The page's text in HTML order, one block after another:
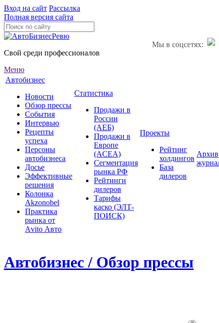
Вход на сайт Рассылка
Полная версия сайта
Мы в соцсетях:
Свой среди профессионалов
Меню
Автобизнес
Новости
Обзор прессы
События
Интервью
Рецепты
успеха
Персоны
автобизнеса
Досье
Эффективные
решения
Колонка
Akzonobel
Практика
рынка от
Аvito Авто
Статистика
Продажи в
России
(АЕБ)
Продажи в
Европе
(ACEA)
Сегментация
рынка РФ
Рейтинги
дилеров
Тарифы
каско (ЭЛТ-
ПОИСК)
Проекты
Рейтинг
холдингов
База
дилеров
Архив
Автобизнес / Обзор прессы